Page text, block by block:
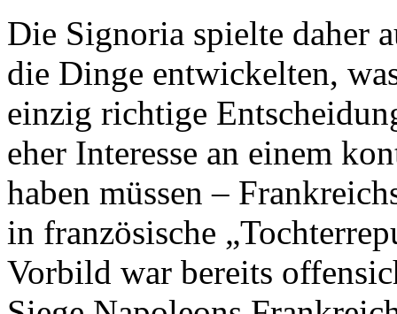
Die Signoria spielte daher
die Dinge entwickelten,
einzig richtige
eher Interesse an einem
haben müssen –
in französische
Vorbild war bereits